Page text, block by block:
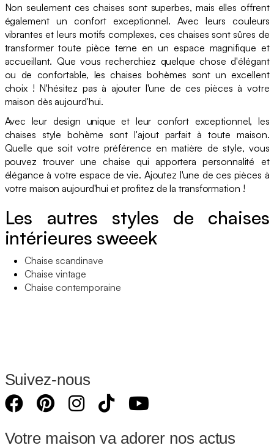
Non seulement ces chaises sont superbes, mais elles offrent
également un confort exceptionnel. Avec leurs couleurs
vibrantes et leurs motifs complexes, ces chaises sont sûres de
transformer toute pièce terne en un espace magnifique et
accueillant. Que vous recherchiez quelque chose d'élégant
ou de confortable, les chaises bohèmes sont un excellent
choix ! N'hésitez pas à ajouter l'une de ces pièces à votre
maison dès aujourd'hui.
Avec leur design unique et leur confort exceptionnel, les
chaises style bohème sont l'ajout parfait à toute maison.
Quelle que soit votre préférence en matière de style, vous
pouvez trouver une chaise qui apportera personnalité et
élégance à votre espace de vie. Ajoutez l'une de ces pièces à
votre maison aujourd'hui et profitez de la transformation !
Les autres styles de chaises
intérieures sweeek
Chaise scandinave
Chaise vintage
Chaise contemporaine
Suivez-nous
Votre maison va adorer nos actus